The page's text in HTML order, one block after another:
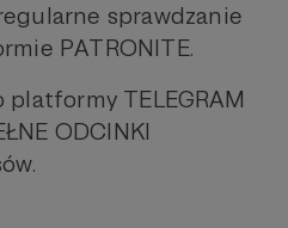
sprawdzanie
PATRONITE.
platformy TELEGRAM
ODCINKI